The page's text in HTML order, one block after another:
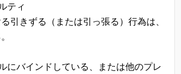
ティ
引きずる（または引っ張る）行為は、
にバインドしている、または他のプレ